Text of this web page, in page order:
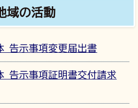
域の活動
告示事項変更届出書
告示事項証明書交付請求